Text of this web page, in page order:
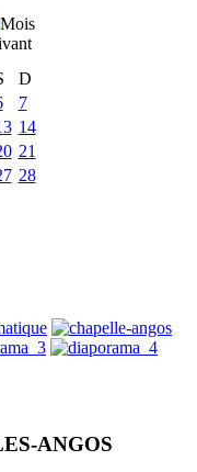
D
7
14
21
28
ANGOS